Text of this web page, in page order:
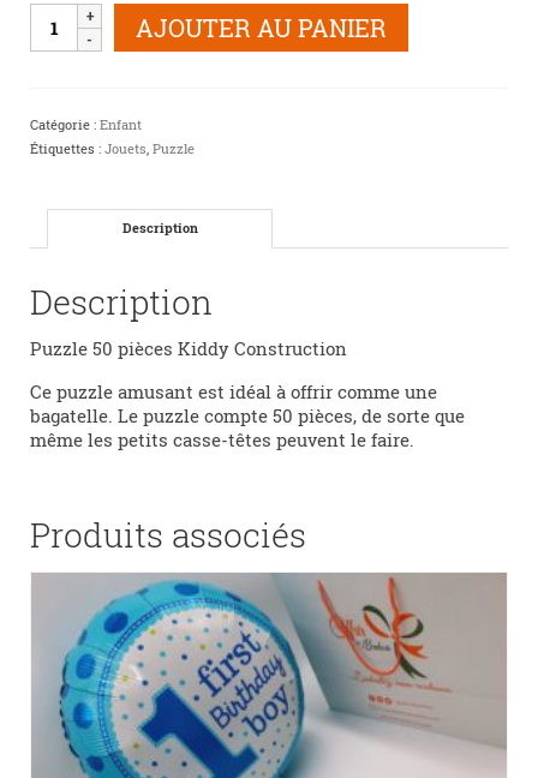
quantité
Kiddy
Construction
AJOUTER AU PANIER
Catégorie : Enfant
Étiquettes : Jouets Puzzle
Description
Description
Puzzle 50 pièces Kiddy Construction
Ce puzzle amusant est idéal à offrir comme une
bagatelle. Le puzzle compte 50 pièces, de sorte que
même les petits casse-têtes peuvent le faire.
Produits associés